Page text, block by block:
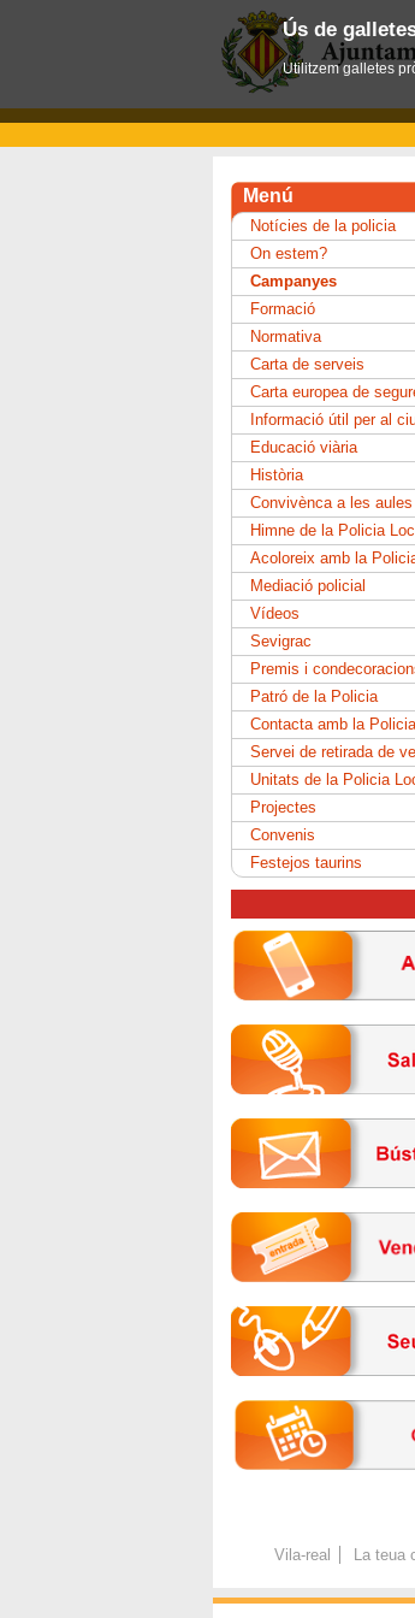
Menú
Notícies de la policia
On estem?
Campanyes
Formació
Normativa
Carta de serveis
Carta europea de
Informació útil per al
Educació viària
Història
Convivènca a les aules
Himne de la Policia
Acoloreix amb la
Mediació policial
Vídeos
Sevigrac
Premis i
Patró de la Policia
Contacta amb la
Servei de retirada de
Unitats de la Policia
Projectes
Convenis
Festejos taurins
Vila-real La teua
Ús de
Utilitzem galletes